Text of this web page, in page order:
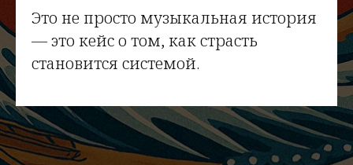
Это не просто музыкальная история
— это кейс о том, как страсть
становится системой.